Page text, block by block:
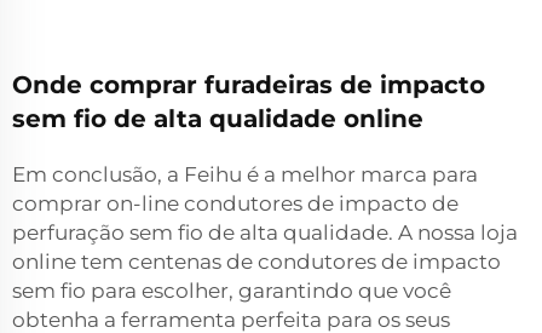
Onde comprar furadeiras de impacto
sem fio de alta qualidade online
Em conclusão, a Feihu é a melhor marca para
comprar on-line condutores de impacto de
perfuração sem fio de alta qualidade. A nossa loja
online tem centenas de condutores de impacto
sem fio para escolher, garantindo que você
obtenha a ferramenta perfeita para os seus